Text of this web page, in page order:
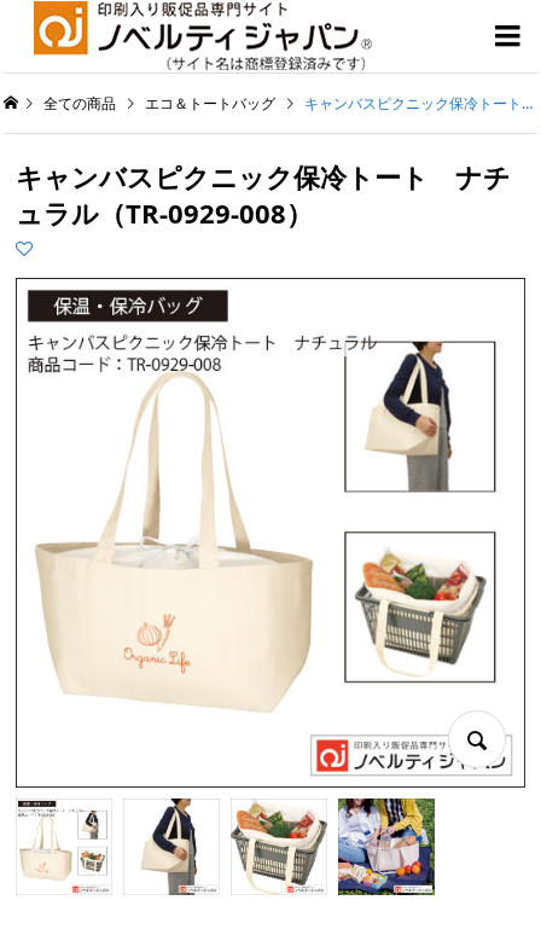

全ての商品 エコ＆トートバッグ キャンバスピクニック保冷トート ナチュラル（TR-0929-008）
キャンバスピクニック保冷トート ナチ
ュラル（TR-0929-008）